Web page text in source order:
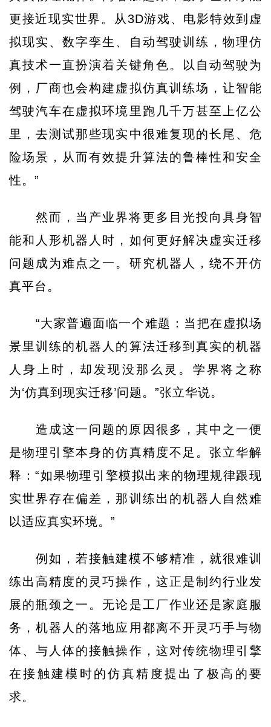
更接近现实世界。从3D游戏、电影特效到虚
拟现实、数字孪生、自动驾驶训练，物理仿
真技术一直扮演着关键角色。以自动驾驶为
例，厂商也会构建虚拟仿真训练场，让智能
驾驶汽车在虚拟环境里跑几千万甚至上亿公
里，去测试那些现实中很难复现的长尾、危
险场景，从而有效提升算法的鲁棒性和安全
性。”
然而，当产业界将更多目光投向具身智
能和人形机器人时，如何更好解决虚实迁移
问题成为难点之一。研究机器人，绕不开仿
真平台。
“大家普遍面临一个难题：当把在虚拟场
景里训练的机器人的算法迁移到真实的机器
人身上时，却发现没那么灵。学界将之称
为‘仿真到现实迁移’问题。”张立华说。
造成这一问题的原因很多，其中之一便
是物理引擎本身的仿真精度不足。张立华解
释：“如果物理引擎模拟出来的物理规律跟现
实世界存在偏差，那训练出的机器人自然难
以适应真实环境。”
例如，若接触建模不够精准，就很难训
练出高精度的灵巧操作，这正是制约行业发
展的瓶颈之一。无论是工厂作业还是家庭服
务，机器人的落地应用都离不开灵巧手与物
体、与人体的接触操作，这对传统物理引擎
在接触建模时的仿真精度提出了极高的要
求。